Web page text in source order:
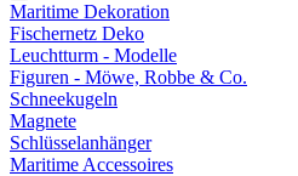
Maritime Dekoration
Fischernetz Deko
Leuchtturm - Modelle
Figuren - Möwe, Robbe & Co.
Schneekugeln
Magnete
Schlüsselanhänger
Maritime Accessoires